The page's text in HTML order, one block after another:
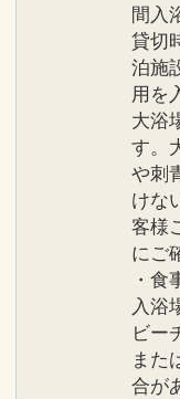
間入
貸切
泊施
用を
大浴
す。
や刺
けな
客様
にご
・
入浴
ビー
また
合が